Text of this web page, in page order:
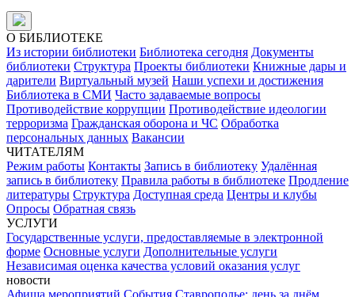
О БИБЛИОТЕКЕ
Из истории библиотеки Библиотека сегодня Документы
библиотеки Структура Проекты библиотеки Книжные дары и
дарители Виртуальный музей Наши успехи и достижения
Библиотека в СМИ Часто задаваемые вопросы
Противодействие коррупции Противодействие идеологии
терроризма Гражданская оборона и ЧС Обработка
персональных данных Вакансии
ЧИТАТЕЛЯМ
Режим работы Контакты Запись в библиотеку Удалённая
запись в библиотеку Правила работы в библиотеке Продление
литературы Структура Доступная среда Центры и клубы
Опросы Обратная связь
УСЛУГИ
Государственные услуги, предоставляемые в электронной
форме Основные услуги Дополнительные услуги
Независимая оценка качества условий оказания услуг
новости
Афиша мероприятий События Ставрополье: день за днём